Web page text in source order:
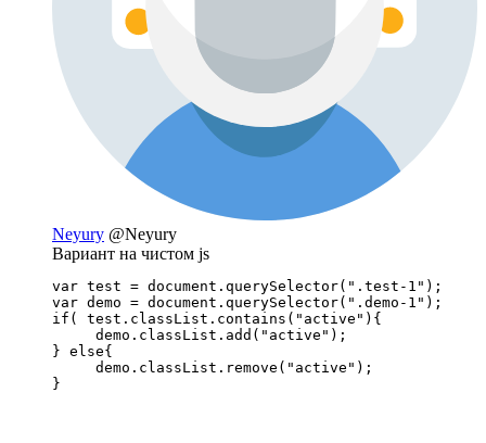
Neyury @Neyury
Вариант на чистом js
var test = document.querySelector(".test-1");
var demo = document.querySelector(".demo-1");
if( test.classList.contains("active"){
     demo.classList.add("active");
} else{
     demo.classList.remove("active");
}